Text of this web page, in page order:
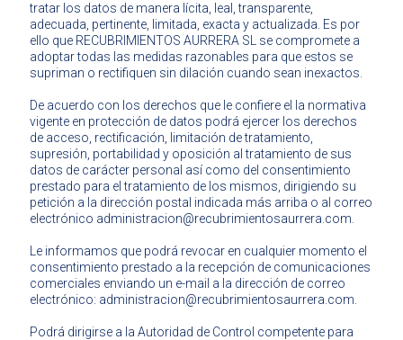
tratar los datos de manera lícita, leal, transparente,
adecuada, pertinente, limitada, exacta y actualizada. Es por
ello que RECUBRIMIENTOS AURRERA SL se compromete a
adoptar todas las medidas razonables para que estos se
supriman o rectifiquen sin dilación cuando sean inexactos.
De acuerdo con los derechos que le confiere el la normativa
vigente en protección de datos podrá ejercer los derechos
de acceso, rectificación, limitación de tratamiento,
supresión, portabilidad y oposición al tratamiento de sus
datos de carácter personal así como del consentimiento
prestado para el tratamiento de los mismos, dirigiendo su
petición a la dirección postal indicada más arriba o al correo
electrónico administracion@recubrimientosaurrera.com.
Le informamos que podrá revocar en cualquier momento el
consentimiento prestado a la recepción de comunicaciones
comerciales enviando un e-mail a la dirección de correo
electrónico: administracion@recubrimientosaurrera.com.
Podrá dirigirse a la Autoridad de Control competente para